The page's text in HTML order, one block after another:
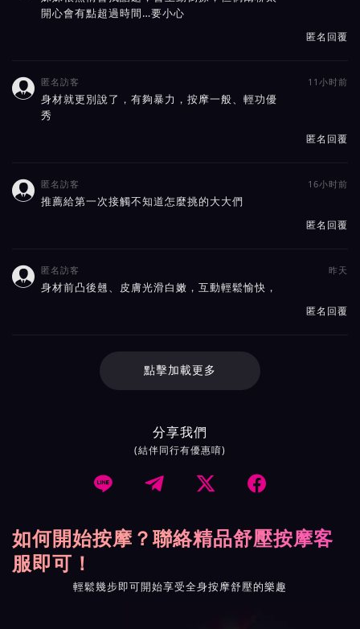
開心會有點超過時間…要小心
匿名回覆
 匿名訪客 11小时前
身材就更別說了，有夠暴力，按摩一般、輕功優
秀
匿名回覆
 匿名訪客 16小时前
推薦給第一次接觸不知道怎麼挑的大大們
匿名回覆
 匿名訪客 昨天
身材前凸後翹、皮膚光滑白嫩，互動輕鬆愉快，
匿名回覆
點擊加載更多
分享我們
(結伴同行有優惠唷)
   
如何開始按摩？聯絡精品舒壓按摩客
服即可！
輕鬆幾步即可開始享受全身按摩舒壓的樂趣